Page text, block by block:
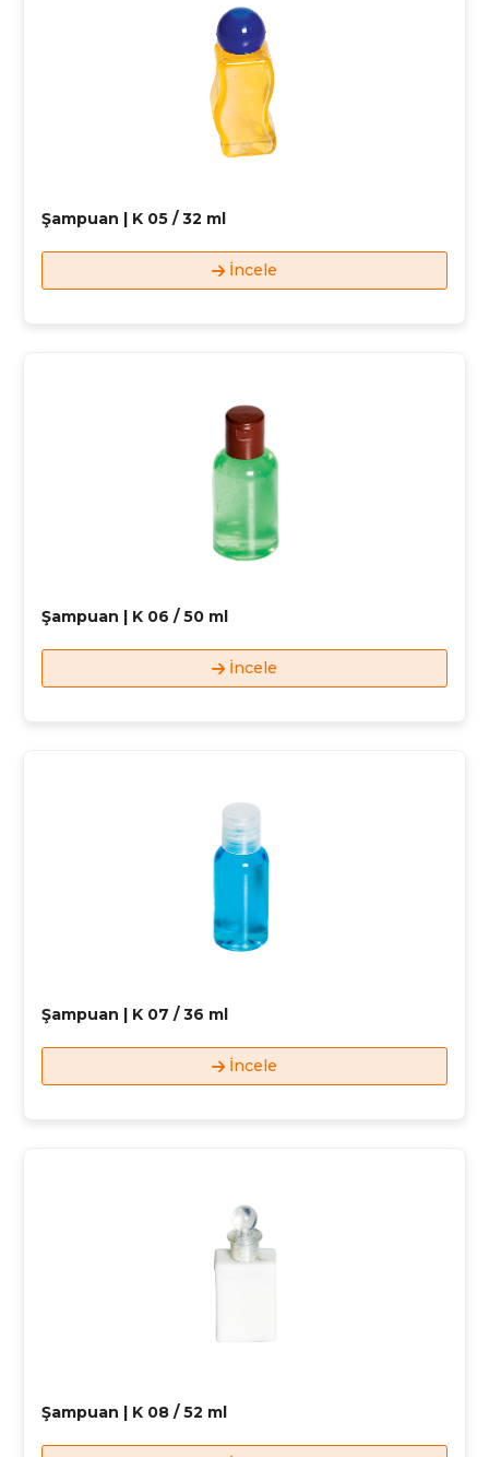
Şampuan | K 05 / 32 ml
İncele
Şampuan | K 06 / 50 ml
İncele
Şampuan | K 07 / 36 ml
İncele
Şampuan | K 08 / 52 ml